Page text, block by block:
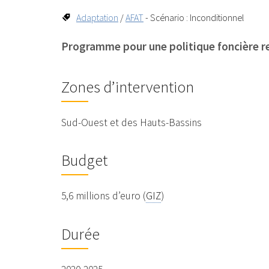
Adaptation /AFAT- Scénario : Inconditionnel
Programme pour une politique foncière
Zones d’intervention
Sud-Ouest et des Hauts-Bassins
Budget
5,6 millions d’euro (GIZ)
Durée